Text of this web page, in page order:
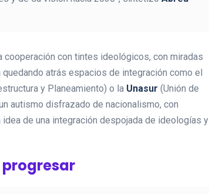
con tintes ideológicos, con miradas
atrás espacios de integración como el
y Planeamiento) o la Unasur (Unión de
autismo disfrazado de nacionalismo, con
de una integración despojada de ideologías y